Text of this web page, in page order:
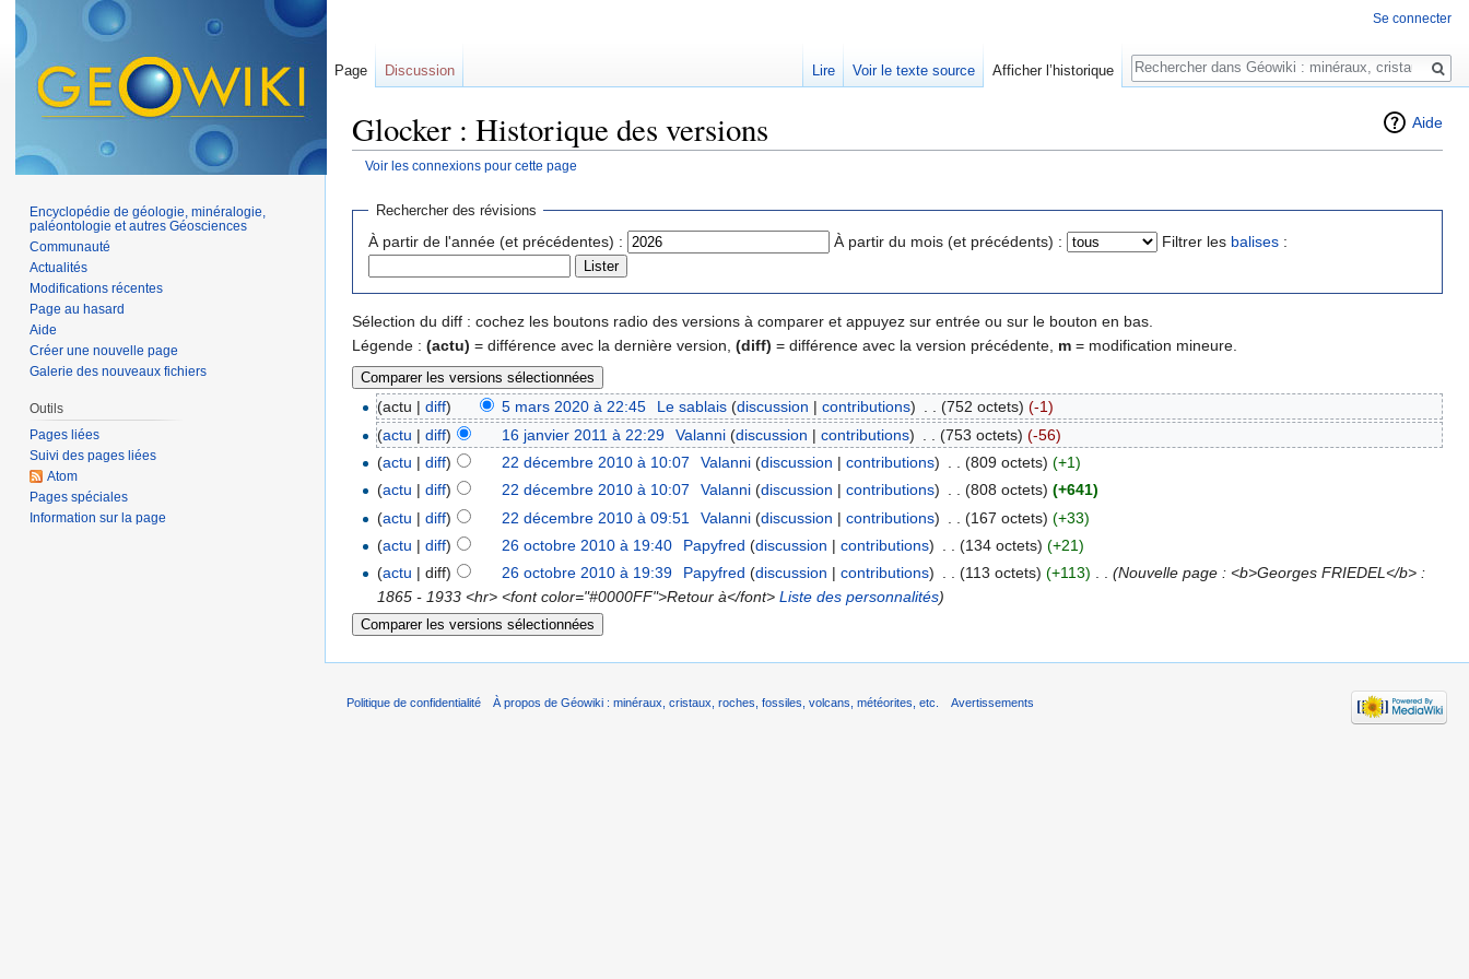
Aide
Glocker : Historique des versions
Voir les connexions pour cette page
Rechercher des révisions
À partir de l'année (et précédentes) : À partir du mois (et précédents) : Filtrer les balises :
Sélection du diff : cochez les boutons radio des versions à comparer et appuyez sur entrée ou sur le bouton en bas.
Légende : (actu) = différence avec la dernière version, (diff) = différence avec la version précédente, m = modification mineure.
(actu |diff) 5 mars 2020 à 22:45 Le sablais (discussion | contributions) (752 octets) (-1)
(actu |diff) 16 janvier 2011 à 22:29 Valanni (discussion | contributions) (753 octets) (-56)
(actu |diff) 22 décembre 2010 à 10:07 Valanni (discussion | contributions) (809 octets) (+1)
(actu |diff) 22 décembre 2010 à 10:07 Valanni (discussion | contributions) . . (808 octets) (+641)
(actu |diff) 22 décembre 2010 à 09:51 Valanni (discussion | contributions) (167 octets) (+33)
(actu |diff) 26 octobre 2010 à 19:40 Papyfred (discussion | contributions) (134 octets) (+21)
(actu | diff) 26 octobre 2010 à 19:39 Papyfred (discussion | contributions) . . (113 octets) (+113) . . (Nouvelle page : <b>Georges FRIEDEL</b> :
1865 - 1933 <hr> <font color="#0000FF">Retour à</font>Liste des personnalités)
Se connecter
Page Discussion Lire Voir le texte source Afficher l’historique
Rechercher
Encyclopédie de géologie, minéralogie,
paléontologie et autres Géosciences
Communauté
Actualités
Modifications récentes
Page au hasard
Aide
Créer une nouvelle page
Galerie des nouveaux fichiers
Outils
Pages liées
Suivi des pages liées
Atom
Pages spéciales
Information sur la page
Politique de confidentialité À propos de Géowiki : minéraux, cristaux, roches, fossiles, volcans, météorites, etc. Avertissements